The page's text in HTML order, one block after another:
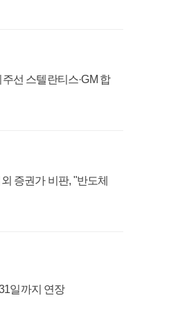
선 스텔란티스·GM 합
증권가 비판, "반도체
일까지 연장